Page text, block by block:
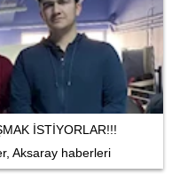
İSTİYORLAR!!!
Aksaray haberleri